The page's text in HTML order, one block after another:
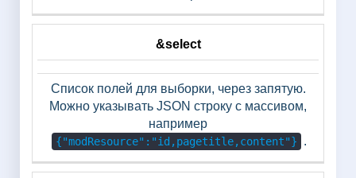
&select
Список полей для выборки, через запятую.
Можно указывать JSON строку с массивом,
например
{"modResource":"id,pagetitle,content"} .